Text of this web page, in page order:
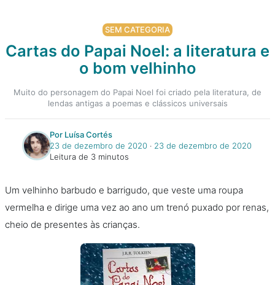
SEM CATEGORIA
Cartas do Papai Noel: a literatura e
o bom velhinho
Muito do personagem do Papai Noel foi criado pela literatura, de
lendas antigas a poemas e clássicos universais
Por Luísa Cortés
23 de dezembro de 2020‧ 23 de dezembro de 2020
Leitura de 3 minutos
Um velhinho barbudo e barrigudo, que veste uma roupa
vermelha e dirige uma vez ao ano um trenó puxado por renas,
cheio de presentes às crianças.